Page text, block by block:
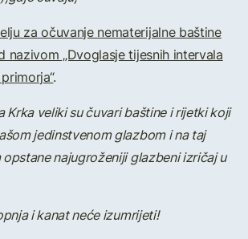
za očuvanje nematerijalne baštine
nazivom „Dvoglasje tijesnih intervala
.
Krka veliki su čuvari baštine i rijetki koji
jedinstvenom glazbom i na taj
opstane najugroženiji glazbeni izričaj u
i kanat neće izumrijeti!